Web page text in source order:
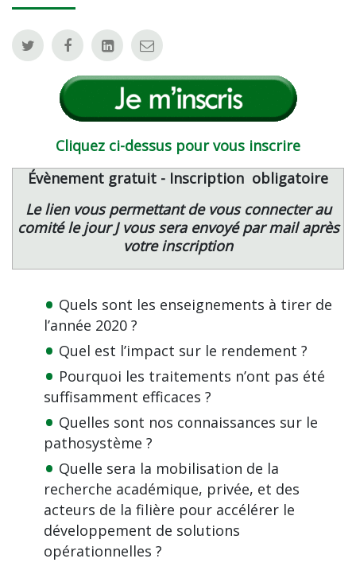
Cliquez ci-dessus pour vous inscrire
Évènement gratuit - Inscription obligatoire
Le lien vous permettant de vous connecter au
comité le jour J vous sera envoyé par mail après
votre inscription
Quels sont les enseignements à tirer de
l’année 2020 ?
Quel est l’impact sur le rendement ?
Pourquoi les traitements n’ont pas été
suffisamment efficaces ?
Quelles sont nos connaissances sur le
pathosystème ?
Quelle sera la mobilisation de la
recherche académique, privée, et des
acteurs de la filière pour accélérer le
développement de solutions
opérationnelles ?